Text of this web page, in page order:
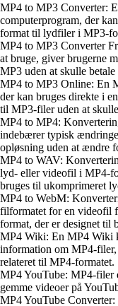
MP4 to MP3 Converter:
computerprogram, der
format til lydfiler i MP3-
MP4 to MP3 Converter
at bruge, giver brugerne
MP3 uden at skulle
MP4 to MP3 Online: En
der kan bruges direkte i
til MP3-filer uden at
MP4 to MP4:
indebærer typisk
opløsning uden at ændre
MP4 to WAV:
lyd- eller videofil i MP4-
bruges til ukomprimeret
MP4 to WebM:
filformatet for en videofil
format, der er designet til
MP4 Wiki: En MP4 Wiki
information om MP4-
relateret til MP4-formatet.
MP4 YouTube: MP4-filer
gemme videoer på
MP4 YouTube